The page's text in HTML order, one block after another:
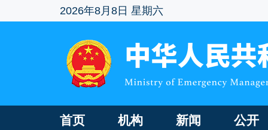
2026年8月8日 星期六
首页 机构 新闻 公开